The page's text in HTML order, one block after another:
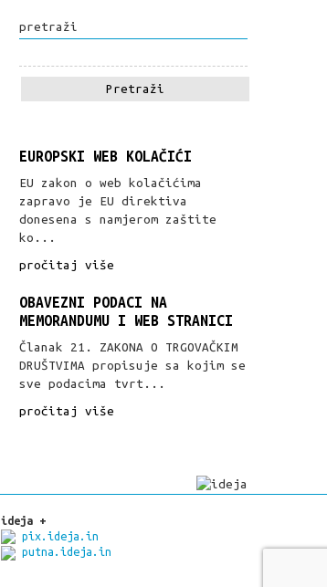
pretraži
EUROPSKI WEB KOLAČIĆI
EU zakon o web kolačićima
zapravo je EU direktiva
donesena s namjerom zaštite
ko...
pročitaj više
OBAVEZNI PODACI NA
MEMORANDUMU I WEB STRANICI
Članak 21. ZAKONA O TRGOVAČKIM
DRUŠTVIMA propisuje sa kojim se
sve podacima tvrt...
pročitaj više
ideja +
pix.ideja.in
putna.ideja.in